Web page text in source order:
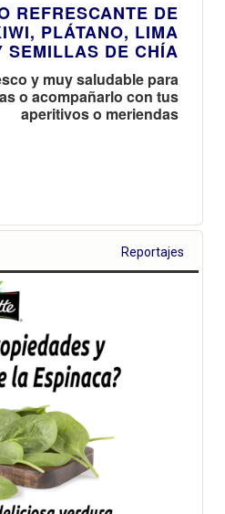
REFRESCANTE DE
PLÁTANO, LIMA
SEMILLAS DE CHÍA
y muy saludable para
o acompañarlo con tus
aperitivos o meriendas
Reportajes